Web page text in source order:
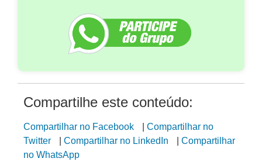
Compartilhe este conteúdo:
Compartilhar no Facebook
Compartilhar no
Twitter
Compartilhar no LinkedIn
Compartilhar
no WhatsApp